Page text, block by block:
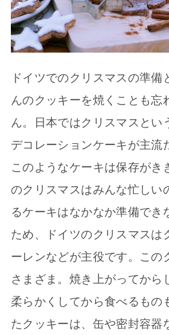
ドイツでのクリスマスの準備
んのクッキーを焼くことも忘
ん。日本ではクリスマスとい
デコレーションケーキが主流
このようなケーキは保存がき
のクリスマスはみんな忙しい
るケーキはなかなか準備でき
ため、ドイツのクリスマスは
ーレンなどが主役です。この
さまざま。焼き上がってから
柔らかくしてから食べるもの
たクッキーは、缶や密封容器